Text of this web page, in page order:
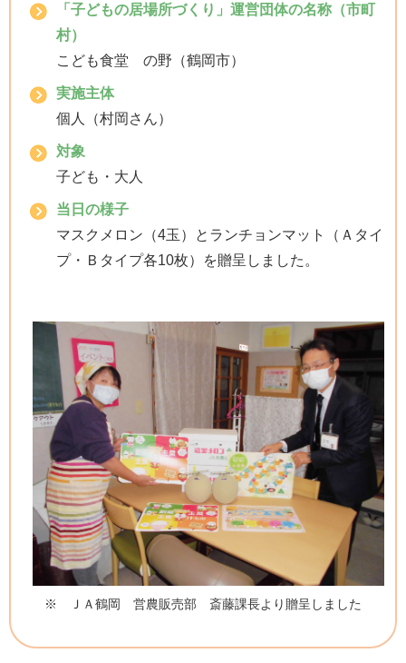
「子どもの居場所づくり」運営団体の名称（市町
村）
こども食堂 の野（鶴岡市）
実施主体
個人（村岡さん）
対象
子ども・大人
当日の様子
マスクメロン（4玉）とランチョンマット（Ａタイ
プ・Ｂタイプ各10枚）を贈呈しました。
※ ＪＡ鶴岡 営農販売部 斎藤課長より贈呈しました